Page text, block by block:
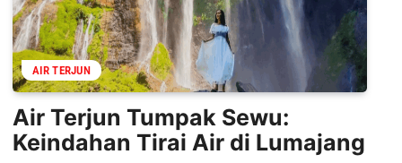
AIR TERJUN
Air Terjun Tumpak Sewu:
Keindahan Tirai Air di Lumajang